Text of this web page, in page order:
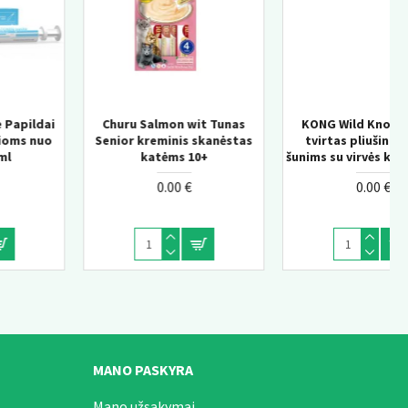
KONG Wild Knots Bear –
tvirtas pliušinis žaislas
šunims su virvės konstrukcija
KONG Knots Chicken M/L –
pliušinis žaislas šunims su
vidine virve
MANO PASKYRA